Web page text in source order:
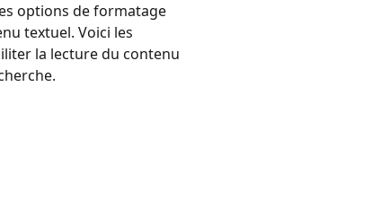
options de formatage
textuel. Voici les
la lecture du contenu